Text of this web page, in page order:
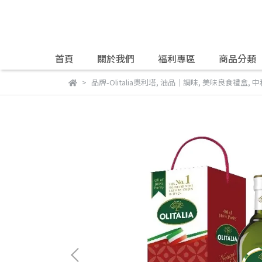
首頁 關於我們 福利專區 商品分類
品牌-Olitalia奧利塔, 油品｜調味, 美味良食禮盒, 中